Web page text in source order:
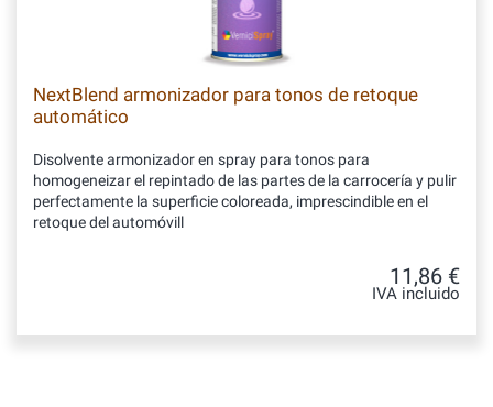
NextBlend armonizador para tonos de retoque
automático
Disolvente armonizador en spray para tonos para
homogeneizar el repintado de las partes de la carrocería y pulir
perfectamente la superficie coloreada, imprescindible en el
retoque del automóvill
11,86 €
IVA incluido